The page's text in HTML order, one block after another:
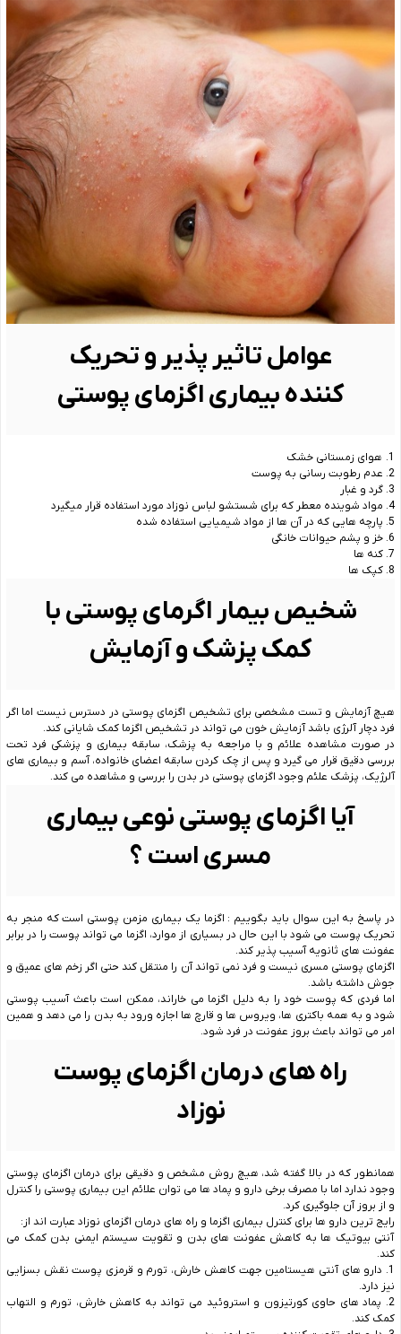
عوامل تاثیر پذیر و تحریک
کننده بیماری اگزمای پوستی
1. هوای زمستانی خشک
2. عدم رطوبت رسانی به پوست
3. گرد و غبار
4. مواد شوینده معطر که برای شستشو لباس نوزاد مورد استفاده قرار میگیرد
5. پارچه هایی که در آن ها از مواد شیمیایی استفاده شده
6. خز و پشم حیوانات خانگی
7. کنه ها
8. کپک ها
شخیص بیمار اگرمای پوستی با
کمک پزشک و آزمایش
هیچ آزمایش و تست مشخصی برای تشخیص اگزمای پوستی در دسترس نیست اما اگر
فرد دچار آلرژی باشد آزمایش خون می تواند در تشخیص اگزما کمک شایانی کند.
در صورت مشاهده علائم و با مراجعه به پزشک، سابقه بیماری و پزشکی فرد تحت
بررسی دقیق قرار می گیرد و پس از چک کردن سابقه اعضای خانواده، آسم و بیماری های
آلرژیک، پزشک علئم وجود اگزمای پوستی در بدن را بررسی و مشاهده می کند.
آیا اگزمای پوستی نوعی بیماری
مسری است ؟
در پاسخ به این سوال باید بگوییم : اگزما یک بیماری مزمن پوستی است که منجر به
تحریک پوست می شود با این حال در بسیاری از موارد، اگزما می تواند پوست را در برابر
عفونت های ثانویه آسیب پذیر کند.
اگزمای پوستی مسری نیست و فرد نمی تواند آن را منتقل کند حتی اگر زخم های عمیق و
جوش داشته باشد.
اما فردی که پوست خود را به دلیل اگزما می خاراند، ممکن است باعث آسیب پوستی
شود و به همه باکتری ها، ویروس ها و قارچ ها اجازه ورود به بدن را می دهد و همین
امر می تواند باعث بروز عفونت در فرد شود.
راه های درمان اگزمای پوست
نوزاد
همانطور که در بالا گفته شد، هیچ روش مشخص و دقیقی برای درمان اگزمای پوستی
وجود ندارد اما با مصرف برخی دارو و پماد ها می توان علائم این بیماری پوستی را کنترل
و از بروز آن جلوگیری کرد.
رایج ترین دارو ها برای کنترل بیماری اگزما و راه های درمان اگزمای نوزاد عبارت اند از:
آنتی بیوتیک ها به کاهش عفونت های بدن و تقویت سیستم ایمنی بدن کمک می
کند.
1. دارو های آنتی هیستامین جهت کاهش خارش، تورم و قرمزی پوست نقش بسزایی
نیز دارد.
2. پماد های حاوی کورتیزون و استروئید می تواند به کاهش خارش، تورم و التهاب
کمک کند.